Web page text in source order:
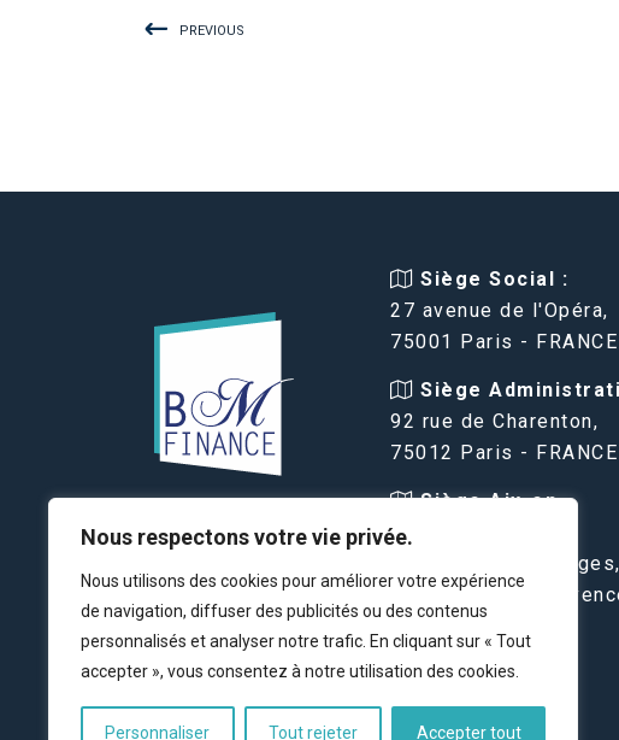
Nous respectons votre vie privée.
Nous utilisons des cookies pour améliorer votre expérience
de navigation, diffuser des publicités ou des contenus
personnalisés et analyser notre trafic. En cliquant sur « Tout
accepter », vous consentez à notre utilisation des cookies.
Personnaliser Tout rejeter Accepter tout
PREVIOUS
BM FINANCE
Siège Social :
27 avenue de l'Opéra,
75001 Paris - FRANCE
Siège
92 rue de Charenton,
75012 Paris - FRANCE
Siège Aix-en-
Provence :
16 avenue des Belges,
13100 Aix-en-